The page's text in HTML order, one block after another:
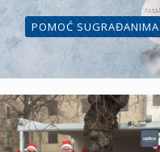
POMOĆ SUGRAĐANIMA